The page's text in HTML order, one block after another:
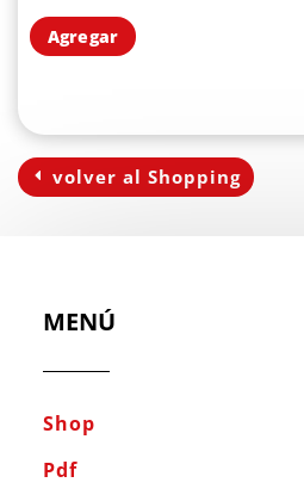
Agregar
volver al Shopping
MENÚ
Shop
Pdf